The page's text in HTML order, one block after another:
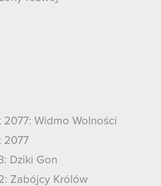
2077: Widmo Wolności
2077
Dziki Gon
Zabójcy Królów